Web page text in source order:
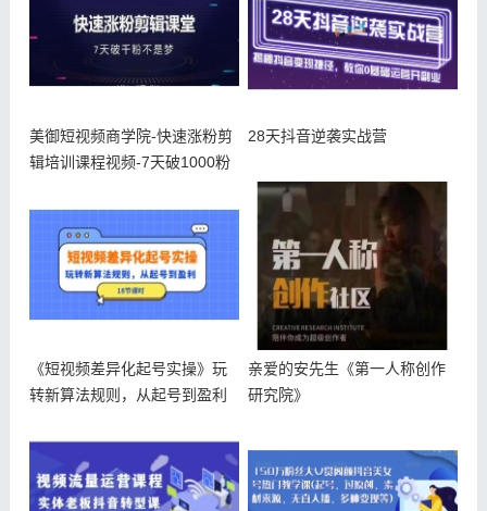
美御短视频商学院-快速涨粉剪
辑培训课程视频-7天破1000粉
28天抖音逆袭实战营
《短视频差异化起号实操》玩
转新算法规则，从起号到盈利
亲爱的安先生《第一人称创作
研究院》